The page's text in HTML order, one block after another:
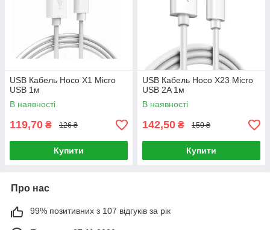
USB Кабель Hoco X1 Micro
USB 1м
В наявності
119,70 ₴ 126 ₴
Купити
USB Кабель Hoco X23 Micro
USB 2A 1м
В наявності
142,50 ₴ 150 ₴
Купити
Про нас
99% позитивних з 107 відгуків за рік